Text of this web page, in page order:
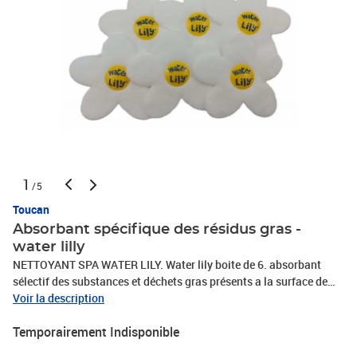
1 /5
Toucan
Absorbant spécifique des résidus gras -
water lilly
NETTOYANT SPA WATER LILY. Water lily boite de 6. absorbant
sélectif des substances et déchets gras présents a la surface de
l'eau. Sa forme découpée permet d'allonger le périmètre de contact
Voir la description
Temporairement Indisponible